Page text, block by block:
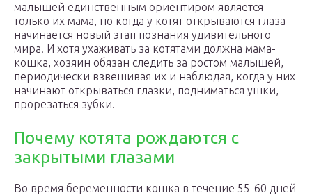
малышей единственным ориентиром является
только их мама, но когда у котят открываются глаза –
начинается новый этап познания удивительного
мира. И хотя ухаживать за котятами должна мама-
кошка, хозяин обязан следить за ростом малышей,
периодически взвешивая их и наблюдая, когда у них
начинают открываться глазки, подниматься ушки,
прорезаться зубки.
Почему котята рождаются с
закрытыми глазами
Во время беременности кошка в течение 55-60 дней